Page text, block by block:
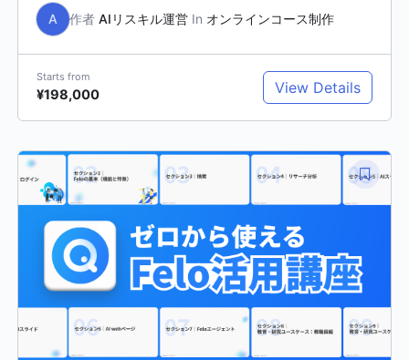
A 作者 AIリスキル運営In オンラインコース制作
Starts from
¥198,000 View Details